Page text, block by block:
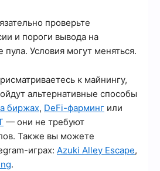
проверьте
и пороги вывода на
Условия могут меняться.
к майнингу,
альтернативные способы
биржах, DeFi-фарминг или
— они не требуют
Также вы можете
играх: Azuki Alley Escape,
.